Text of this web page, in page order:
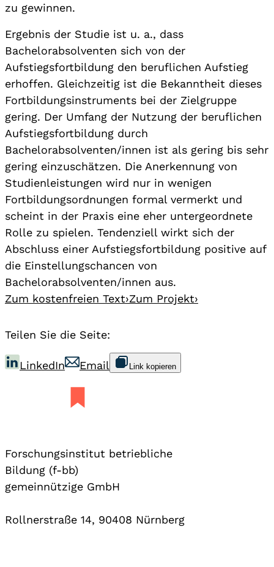
zu gewinnen.
Ergebnis der Studie ist u. a., dass
Bachelorabsolventen sich von der
Aufstiegsfortbildung den beruflichen Aufstieg
erhoffen. Gleichzeitig ist die Bekanntheit dieses
Fortbildungsinstruments bei der Zielgruppe
gering. Der Umfang der Nutzung der beruflichen
Aufstiegsfortbildung durch
Bachelorabsolventen/innen ist als gering bis sehr
gering einzuschätzen. Die Anerkennung von
Studienleistungen wird nur in wenigen
Fortbildungsordnungen formal vermerkt und
scheint in der Praxis eine eher untergeordnete
Rolle zu spielen. Tendenziell wirkt sich der
Abschluss einer Aufstiegsfortbildung positive auf
die Einstellungschancen von
Bachelorabsolventen/innen aus.
Zum kostenfreien Text›Zum Projekt›
Teilen Sie die Seite:
LinkedIn Email Link kopieren
Forschungsinstitut betriebliche
Bildung (f-bb)
gemeinnützige GmbH
Rollnerstraße 14, 90408 Nürnberg